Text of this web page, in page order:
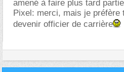
amené à faire plus tard
Pixel: merci, mais je préfère
devenir officier de carrière